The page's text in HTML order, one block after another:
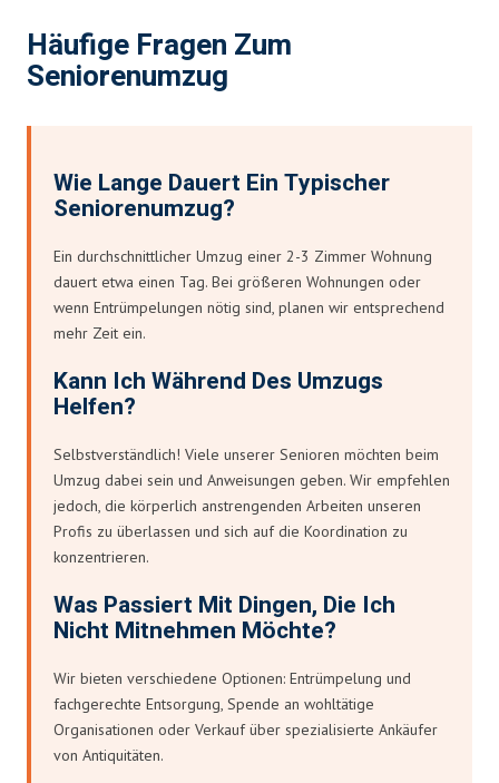
Häufige Fragen Zum
Seniorenumzug
Wie Lange Dauert Ein Typischer
Seniorenumzug?
Ein durchschnittlicher Umzug einer 2-3 Zimmer Wohnung
dauert etwa einen Tag. Bei größeren Wohnungen oder
wenn Entrümpelungen nötig sind, planen wir entsprechend
mehr Zeit ein.
Kann Ich Während Des Umzugs
Helfen?
Selbstverständlich! Viele unserer Senioren möchten beim
Umzug dabei sein und Anweisungen geben. Wir empfehlen
jedoch, die körperlich anstrengenden Arbeiten unseren
Profis zu überlassen und sich auf die Koordination zu
konzentrieren.
Was Passiert Mit Dingen, Die Ich
Nicht Mitnehmen Möchte?
Wir bieten verschiedene Optionen: Entrümpelung und
fachgerechte Entsorgung, Spende an wohltätige
Organisationen oder Verkauf über spezialisierte Ankäufer
von Antiquitäten.